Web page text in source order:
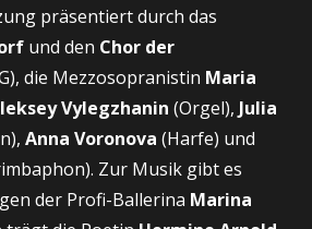
präsentiert durch das
und den Chor der
die Mezzosopranistin Maria
Vylegzhanin (Orgel), Julia
Anna Voronova (Harfe) und
Zur Musik gibt es
der Profi-Ballerina Marina